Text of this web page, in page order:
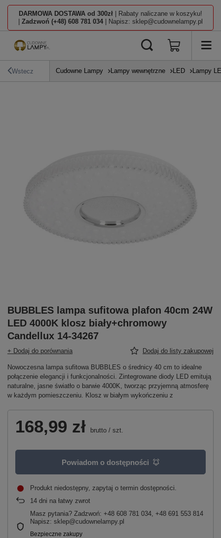
DARMOWA DOSTAWA od 300zł | Rabaty naliczane w koszyku!
Zadzwoń (+48) 608 781 034 | Napisz: sklep@cudownelampy.pl
Wstecz Cudowne Lampy Lampy wewnętrzne LED Lampy
BUBBLES lampa sufitowa plafon 40cm 24W
LED 4000K klosz biały+chromowy
Candellux 14-34267
+ Dodaj do porównania Dodaj do listy zakupowej
Nowoczesna lampa sufitowa BUBBLES o średnicy 40 cm to idealne
połączenie elegancji i funkcjonalności. Zintegrowane diody LED emitują
naturalne, jasne światło o barwie 4000K, tworząc przyjemną atmosferę
w każdym pomieszczeniu. Klosz w białym wykończeniu z
168,99 zł brutto / szt.
Powiadom o dostępności
Produkt niedostępny, zapytaj o termin dostępności
14 dni na łatwy zwrot
Masz pytania? Zadzwoń: +48 608 781 034, +48 691 553 814
Napisz: sklep@cudownelampy.pl